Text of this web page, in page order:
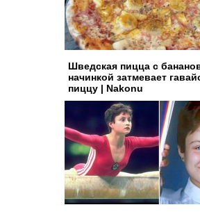
Шведская пицца с
начинкой затмевает
пиццу | Nakonu